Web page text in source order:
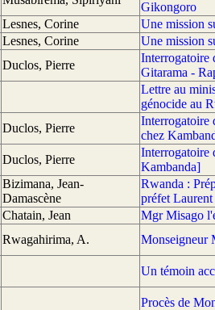
Gikongoro
Lesnes, Corine
Une mission
Lesnes, Corine
Une mission
Duclos, Pierre
Interrogatoire
Gitarama -
Lettre au
génocide au
Duclos, Pierre
Interrogatoire
chez
Duclos, Pierre
Interrogatoire
Kambanda]
Bizimana, Jean-
Damascène
Rwanda :
préfet
Chatain, Jean
Mgr Misago
Rwagahirima, A. Monseigneur
Un témoin
Procès de